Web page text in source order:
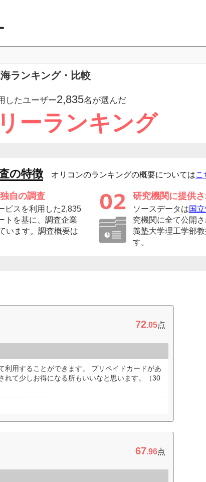
ランキング・比較
したユーザー2,835名が選んだ
ーランキング
の特徴 オリコンのランキングの概要についてはこ
自の調査
ビスを利用した2,835
トを基に、調査企業
います。調査概要は
研究機関に提供
ソースデータは国
究機関に全て公開
義塾大学理工学部教
す。
72.05点
利用することができます。 プリペイドカードがあ
れて少しお得になる所もいいなと思います。（30
67.96点